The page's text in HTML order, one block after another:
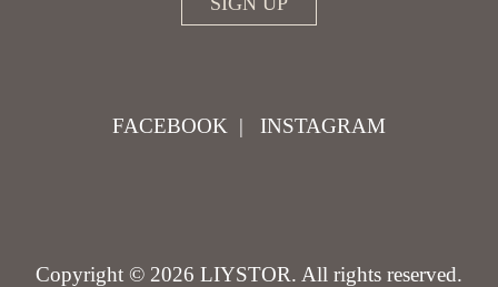
FACEBOOK | INSTAGRAM
Copyright © 2026 LIYSTOR. All rights reserved.